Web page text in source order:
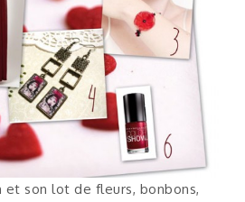
son lot de fleurs, bonbons,